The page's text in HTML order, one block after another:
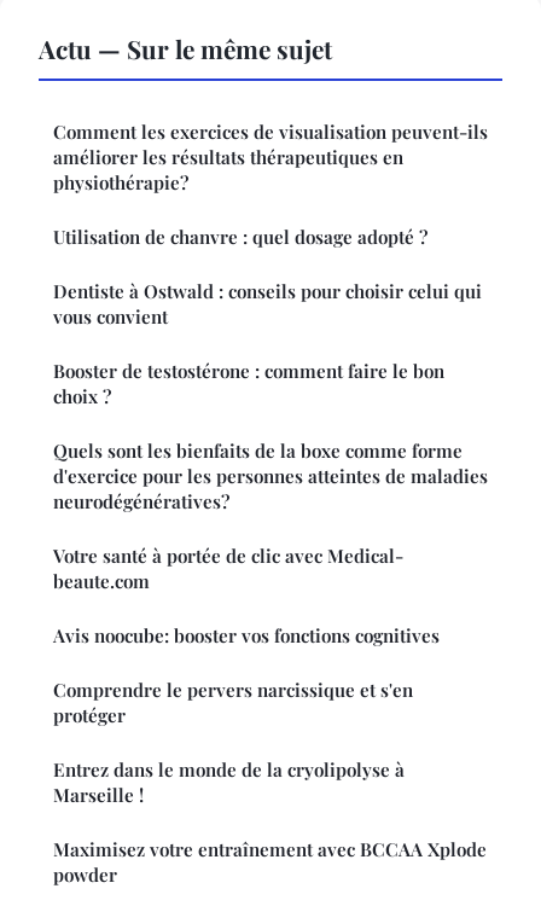
Actu — Sur le même sujet
Comment les exercices de visualisation peuvent-ils
améliorer les résultats thérapeutiques en
physiothérapie?
Utilisation de chanvre : quel dosage adopté ?
Dentiste à Ostwald : conseils pour choisir celui qui
vous convient
Booster de testostérone : comment faire le bon
choix ?
Quels sont les bienfaits de la boxe comme forme
d'exercice pour les personnes atteintes de maladies
neurodégénératives?
Votre santé à portée de clic avec Medical-
beaute.com
Avis noocube: booster vos fonctions cognitives
Comprendre le pervers narcissique et s'en
protéger
Entrez dans le monde de la cryolipolyse à
Marseille !
Maximisez votre entraînement avec BCCAA Xplode
powder